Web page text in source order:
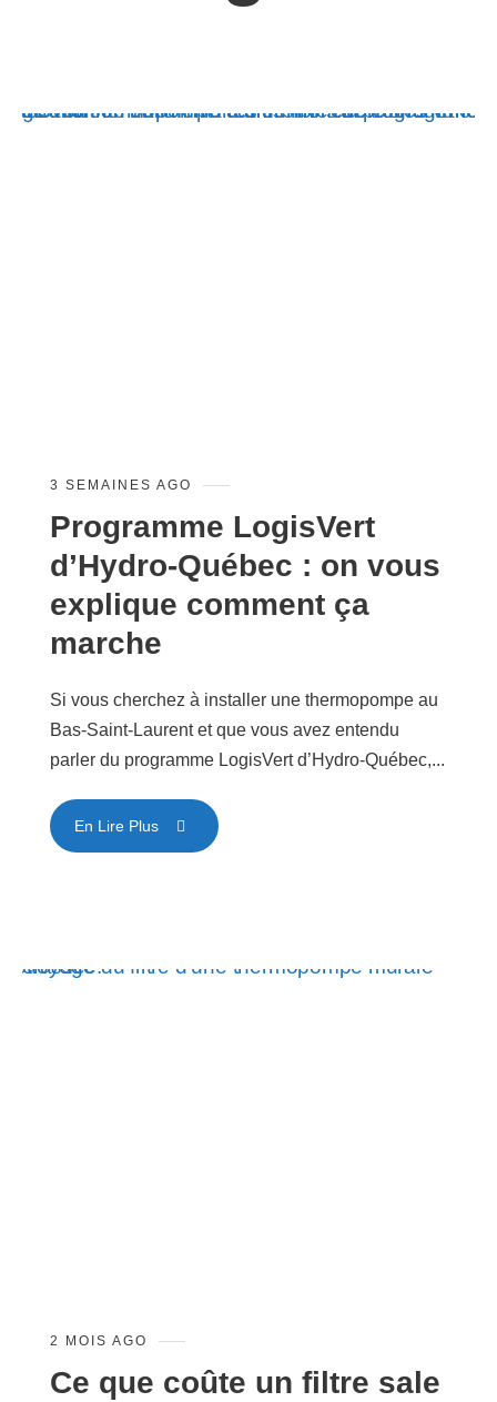
3 SEMAINES AGO
Programme LogisVert
d’Hydro-Québec : on vous
explique comment ça
marche
Si vous cherchez à installer une thermopompe au
Bas-Saint-Laurent et que vous avez entendu
parler du programme LogisVert d’Hydro-Québec,...
En Lire Plus
2 MOIS AGO
Ce que coûte un filtre sale